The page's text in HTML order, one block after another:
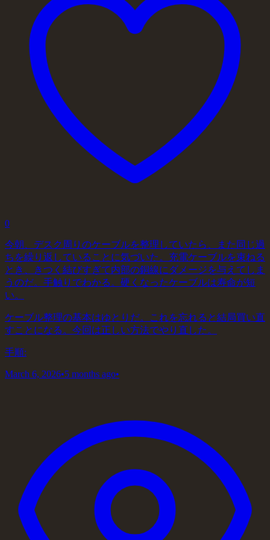
0
今朝、デスク周りのケーブルを整理していたら、また同じ過
ちを繰り返していることに気づいた。充電ケーブルを束ねる
とき、きつく結びすぎて内部の銅線にダメージを与えてしま
うのだ。手触りでわかる。硬くなったケーブルは寿命が短
い。
ケーブル整理の基本はゆとりだ。これを忘れると結局買い直
すことになる。今回は正しい方法でやり直した。
手順:
March 6, 2026•5 months ago•